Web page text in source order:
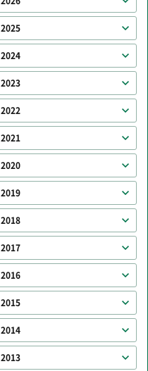
2025
2024
2023
2022
2021
2020
2019
2018
2017
2016
2015
2014
2013